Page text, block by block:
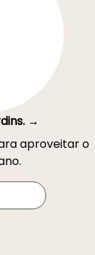
→
aproveitar o